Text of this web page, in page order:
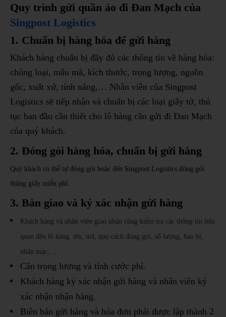
Quy trình gửi quần áo đi Đan Mạch của
Singpost Logistics
1. Chuẩn bị hàng hóa để gửi hàng
Khách hàng chuẩn bị đầy đủ các thông tin về hàng hóa:
chủng loại, mẫu mã, kích thước, trọng lượng, nguồn
gốc, xuất xứ, tính năng,… Nhân viên của Singpost
Logistics sẽ tiếp nhận và chuẩn bị các loại giấy tờ, thủ
tục ban đầu cần thiết cho lô hàng cần gửi đi Đan Mạch
của quý khách.
2. Đóng gói hàng hóa, chuẩn bị gửi hàng
Quý khách có thể tự đóng gói hoặc đến Singpost Logistics đóng gói
thùng giấy miễn phí.
3. Bàn giao và ký xác nhận gửi hàng
Khách hàng và nhân viên giao nhận cùng kiểm tra các thông tin liên
quan đến lô hàng: tên, mã, quy cách đóng gói, số lượng, bao bì,
nhãn mác,…
Cân trọng lượng và tính cước phí.
Khách hàng ký xác nhận gửi hàng và nhân viên ký
xác nhận nhận hàng.
Biên bản gửi hàng và hóa đơn phải được lập thành 2